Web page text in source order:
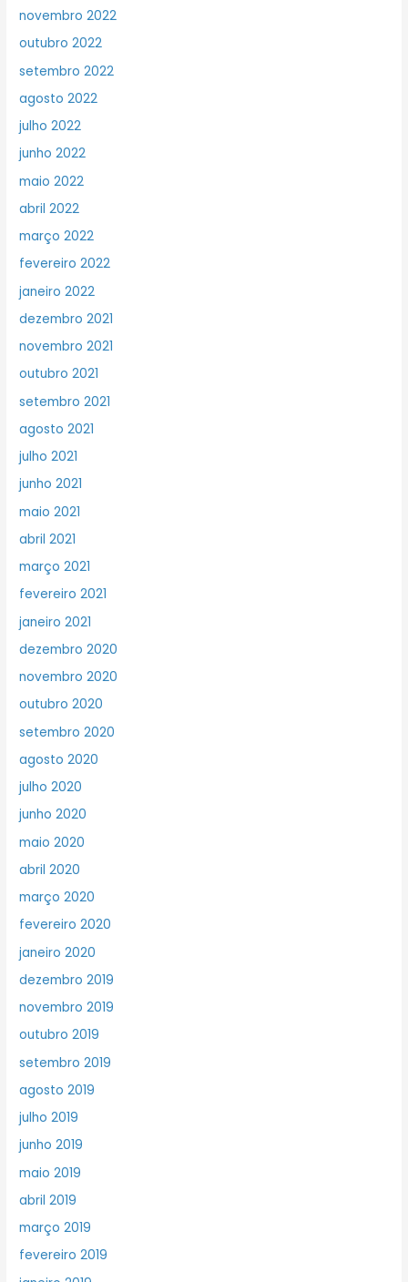
novembro 2022
outubro 2022
setembro 2022
agosto 2022
julho 2022
junho 2022
maio 2022
abril 2022
março 2022
fevereiro 2022
janeiro 2022
dezembro 2021
novembro 2021
outubro 2021
setembro 2021
agosto 2021
julho 2021
junho 2021
maio 2021
abril 2021
março 2021
fevereiro 2021
janeiro 2021
dezembro 2020
novembro 2020
outubro 2020
setembro 2020
agosto 2020
julho 2020
junho 2020
maio 2020
abril 2020
março 2020
fevereiro 2020
janeiro 2020
dezembro 2019
novembro 2019
outubro 2019
setembro 2019
agosto 2019
julho 2019
junho 2019
maio 2019
abril 2019
março 2019
fevereiro 2019